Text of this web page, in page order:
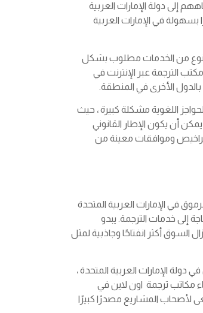
إلى دولة الإمارات العربية
بسهولة في الإمارات العربية
النوع من الخدمات مطلوب بشكل
الترجمة عبر الإنترنت في
بالدول الأخرى في المنطقة.
اللغوية مشكلة كبيرة ، حيث
أن يكون الإطار القانوني
وموافقات معينة من
في الإمارات العربية المتحدة
إلى خدمات الترجمة. يبدو
السوق أكثر انفتاحًا وجاذبية لمثل
الإمارات العربية المتحدة ،
مكاتب ترجمة اون لاين في
لأصحاب المشاريع مصدرًا كبيرًا